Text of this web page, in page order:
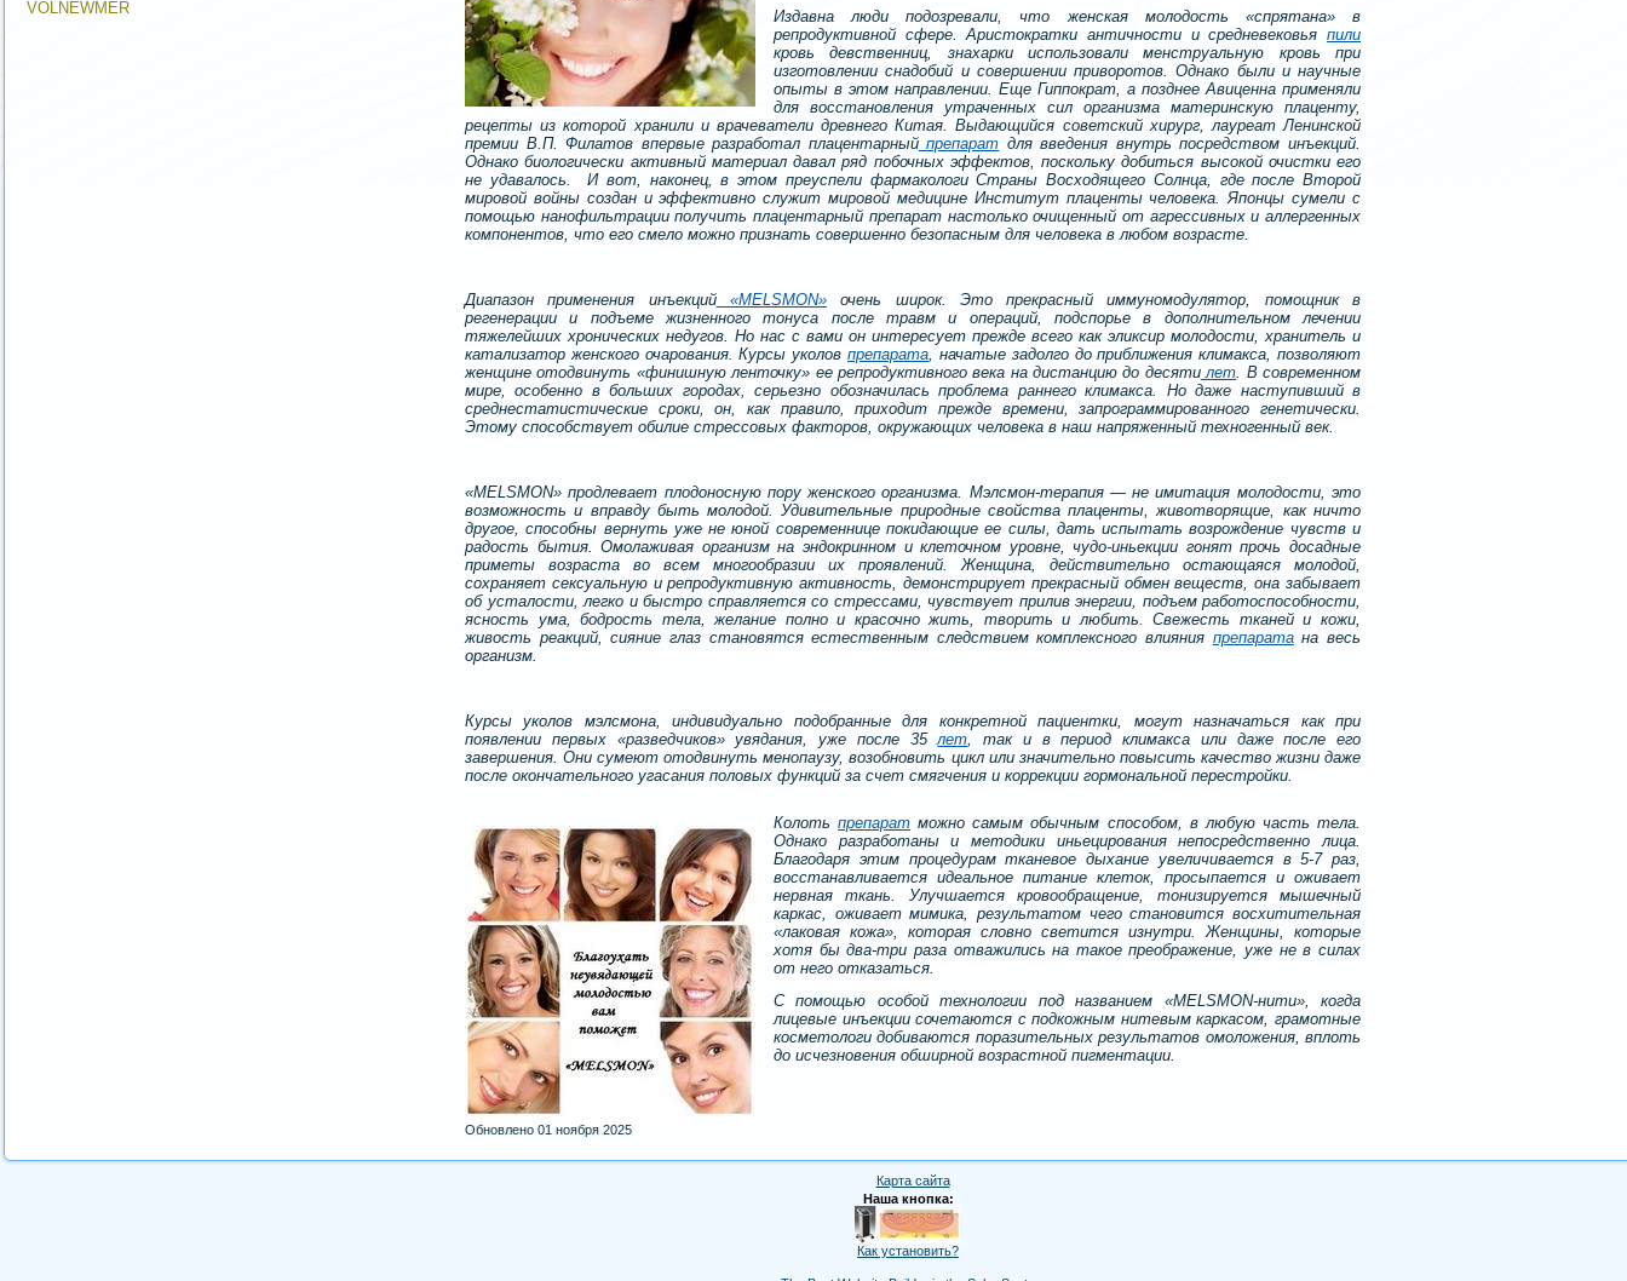
VOLNEWMER
Издавна люди подозревали, что женская молодость «спрятана» в
репродуктивной сфере. Аристократки античности и средневековья пили
кровь девственниц, знахарки использовали менструальную кровь при
изготовлении снадобий и совершении приворотов. Однако были и научные
опыты в этом направлении. Еще Гиппократ, а позднее Авиценна применяли
для восстановления утраченных сил организма материнскую плаценту,
рецепты из которой хранили и врачеватели древнего Китая. Выдающийся советский хирург, лауреат Ленинской
премии В.П. Филатов впервые разработал плацентарныйпрепарат для введения внутрь посредством инъекций.
Однако биологически активный материал давал ряд побочных эффектов, поскольку добиться высокой очистки его
не удавалось. И вот, наконец, в этом преуспели фармакологи Страны Восходящего Солнца, где после Второй
мировой войны создан и эффективно служит мировой медицине Институт плаценты человека. Японцы сумели с
помощью нанофильтрации получить плацентарный препарат настолько очищенный от агрессивных и аллергенных
компонентов, что его смело можно признать совершенно безопасным для человека в любом возрасте.
Диапазон применения инъекций«MELSMON»очень широк. Это прекрасный иммуномодулятор, помощник в
регенерации и подъеме жизненного тонуса после травм и операций, подспорье в дополнительном лечении
тяжелейших хронических недугов. Но нас с вами он интересует прежде всего как эликсир молодости, хранитель и
катализатор женского очарования. Курсы уколовпрепарата, начатые задолго до приближения климакса, позволяют
женщине отодвинуть «финишную ленточку» ее репродуктивного века на дистанцию до десятилет. В современном
мире, особенно в больших городах, серьезно обозначилась проблема раннего климакса. Но даже наступивший в
среднестатистические сроки, он, как правило, приходит прежде времени, запрограммированного генетически.
Этому способствует обилие стрессовых факторов, окружающих человека в наш напряженный техногенный век.
«MELSMON» продлевает плодоносную пору женского организма. Мэлсмон-терапия — не имитация молодости, это
возможность и вправду быть молодой. Удивительные природные свойства плаценты, животворящие, как ничто
другое, способны вернуть уже не юной современнице покидающие ее силы, дать испытать возрождение чувств и
радость бытия. Омолаживая организм на эндокринном и клеточном уровне, чудо-иньекции гонят прочь досадные
приметы возраста во всем многообразии их проявлений. Женщина, действительно остающаяся молодой,
сохраняет сексуальную и репродуктивную активность, демонстрирует прекрасный обмен веществ, она забывает
об усталости, легко и быстро справляется со стрессами, чувствует прилив энергии, подъем работоспособности,
ясность ума, бодрость тела, желание полно и красочно жить, творить и любить. Свежесть тканей и кожи,
живость реакций, сияние глаз становятся естественным следствием комплексного влияния препаратана весь
организм.
Курсы уколов мэлсмона, индивидуально подобранные для конкретной пациентки, могут назначаться как при
появлении первых «разведчиков» увядания, уже после 35лет, так и в период климакса или даже после его
завершения. Они сумеют отодвинуть менопаузу, возобновить цикл или значительно повысить качество жизни даже
после окончательного угасания половых функций за счет смягчения и коррекции гормональной перестройки.
Колотьпрепарат можно самым обычным способом, в любую часть тела.
Однако разработаны и методики иньецирования непосредственно лица.
Благодаря этим процедурам тканевое дыхание увеличивается в 5-7 раз,
восстанавливается идеальное питание клеток, просыпается и оживает
нервная ткань. Улучшается кровообращение, тонизируется мышечный
каркас, оживает мимика, результатом чего становится восхитительная
«лаковая кожа», которая словно светится изнутри. Женщины, которые
хотя бы два-три раза отважились на такое преображение, уже не в силах
от него отказаться.
С помощью особой технологии под названием «MELSMON-нити», когда
лицевые инъекции сочетаются с подкожным нитевым каркасом, грамотные
косметологи добиваются поразительных результатов омоложения, вплоть
до исчезновения обширной возрастной пигментации.
Обновлено 01 ноября 2025
Карта сайта
Наша кнопка:
Как установить?